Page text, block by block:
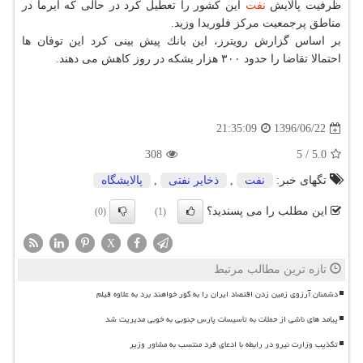
ظرفیت پالایش نفت این كشور را تعطیل كرد در حالی كه ایرما در
مناطق پرجمعیت مركز فلوریدا وزید.
بر اساس گزارش رویترز، این بانك پیش بینی كرد این توفان ها
احتمالا تقاضا را حدود ۳۰۰ هزار بشكه در روز كاهش می دهند.
1396/06/22
21:35:09
5.0
/
5
308
تگهای خبر: نفت , ذخایر نفتی , پالایشگاه
این مطلب را می پسندید؟ (1)
(0)
X
تازه ترین مطالب مرتبط
دشمنان آرزوی زمین زدن اقتصاد ایران را به گور خواهند برد به علاوه فیلم
پیامد های ناشی از حملات به تأسیسات پارس جنوبی به خوبی مدیریت شد
تکذیب وزارت نیرو در رابطه با ادعای فرد منتسب به مشاور وزیر